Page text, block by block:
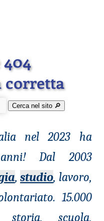
corretta
Cerca nel sito 🔎︎
nel 2023 ha
Dal 2003
,studio, lavoro,
15.000
scuola,